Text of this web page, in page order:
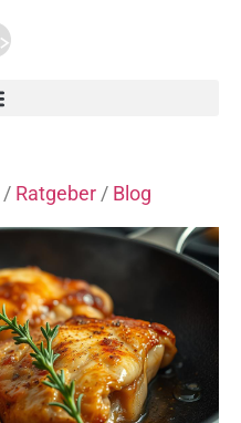
/ Ratgeber / Blog